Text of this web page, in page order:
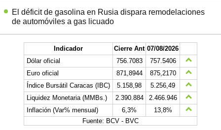
El déficit de gasolina en Rusia dispara remodelaciones
de automóviles a gas licuado
Indicador Cierre Ant 07/08/2026
Dólar oficial
756.7083
757.5406
Euro oficial
871,8944
875,2170
Índice Bursátil Caracas (IBC)
5.158,98
5.256,49
Liquidez Monetaria (MMBs.)
2.390.884
2.466.946
Inflación (Var% mensual)
6,3%
13,8%
Fuente: BCV - BVC